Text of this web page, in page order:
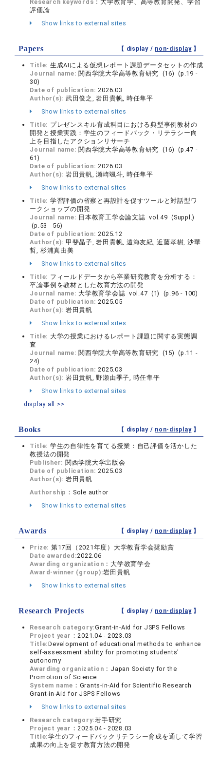
Research keywords： 大学教育学、高等教育開発、学習
評価論
Show links to external sites
Papers 【 display / non-display】
Title: 生成AIによる仮想レポート課題データセットの作成
Journal name: 関西学院大学高等教育研究 (16) (p.19 -
30)
Date of publication: 2026.03
Author(s): 武田俊之, 岩田貴帆, 時任隼平
Show links to external sites
Title: プレゼンスキル育成科目における典型事例教材の
開発と授業実践：学生のフィードバック・リテラシー向
上を目指したアクションリサーチ
Journal name: 関西学院大学高等教育研究 (16) (p.47 -
61)
Date of publication: 2026.03
Author(s): 岩田貴帆, 瀬崎颯斗, 時任隼平
Show links to external sites
Title: 学習評価の省察と再設計を促すツールと対話型ワ
ークショップの開発
Journal name: 日本教育工学会論文誌 vol.49 (Suppl.)
(p.53 - 56)
Date of publication: 2025.12
Author(s): 甲斐晶子, 岩田貴帆, 遠海友紀, 近藤孝樹, 沙華
哲, 杉浦真由美
Show links to external sites
Title: フィールドデータから卒業研究教育を分析する：
卒論事例を教材とした教育方法の開発
Journal name: 大学教育学会誌 vol.47 (1) (p.96 - 100)
Date of publication: 2025.05
Author(s): 岩田貴帆
Show links to external sites
Title: 大学の授業におけるレポート課題に関する実態調
査
Journal name: 関西学院大学高等教育研究 (15) (p.11 -
24)
Date of publication: 2025.03
Author(s): 岩田貴帆, 野瀬由季子, 時任隼平
Show links to external sites
display all >>
Books 【 display / non-display】
Title: 学生の自律性を育てる授業：自己評価を活かした
教授法の開発
Publisher: 関西学院大学出版会
Date of publication: 2025.03
Author(s): 岩田貴帆
Authorship： Sole author
Show links to external sites
Awards 【 display / non-display】
Prize: 第17回（2021年度）大学教育学会奨励賞
Date awarded:2022.06
Awarding organization： 大学教育学会
Award-winner (group):岩田貴帆
Show links to external sites
Research Projects 【 display / non-display】
Research category:Grant-in-Aid for JSPS Fellows
Project year： 2021.04 - 2023.03
Title:Development of educational methods to enhance
self-assessment ability for promoting students'
autonomy
Awarding organization： Japan Society for the
Promotion of Science
System name： Grants-in-Aid for Scientific Research
Grant-in-Aid for JSPS Fellows
Show links to external sites
Research category:若手研究
Project year： 2025.04 - 2028.03
Title:学生のフィードバックリテラシー育成を通して学習
成果の向上を促す教育方法の開発